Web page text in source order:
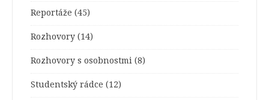
Reportáže (45)
Rozhovory (14)
Rozhovory s osobnostmi (8)
Studentský rádce (12)